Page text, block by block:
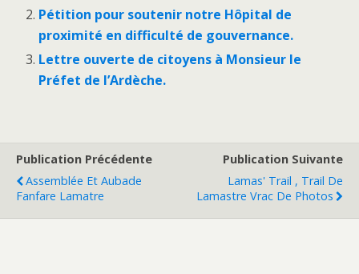
Pétition pour soutenir notre Hôpital de
proximité en difficulté de gouvernance.
Lettre ouverte de citoyens à Monsieur le
Préfet de l’Ardèche.
Publication Précédente
Assemblée Et Aubade
Fanfare Lamatre
Publication Suivante
Lamas' Trail , Trail De
Lamastre Vrac De Photos